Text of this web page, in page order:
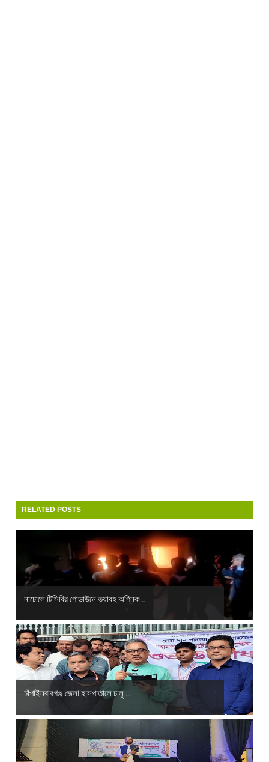
RELATED POSTS
নাচোলে টিসিবির গোডাউনে ভয়াবহ অগ্নিক...
চাঁপাইনবাবগঞ্জ জেলা হাসপাতালে চালু ...